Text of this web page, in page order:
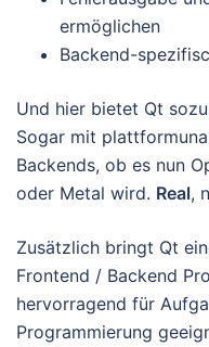
ermöglichen
Backend-
Und hier bietet Qt
Sogar mit
Backends, ob es nun
oder Metal wird. Real,
Zusätzlich bringt Qt
Frontend / Backend
hervorragend für
Programmierung